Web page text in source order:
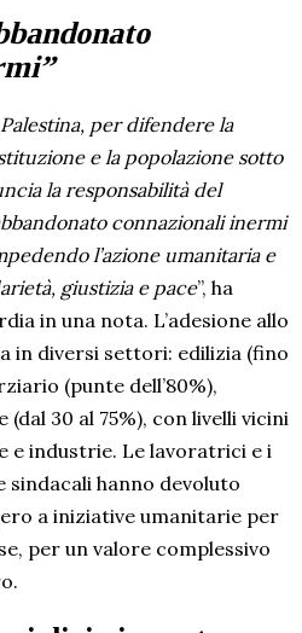
per difendere la
e la popolazione sotto
la responsabilità del
connazionali inermi
l’azione umanitaria e
giustizia e pace”, ha
in una nota. L’adesione allo
in diversi settori: edilizia (fino
(punte dell’80%),
30 al 75%), con livelli vicini
e industrie. Le lavoratrici e i
hanno devoluto
a iniziative umanitarie per
per un valore complessivo